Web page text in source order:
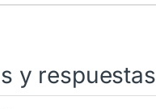
y respuestas